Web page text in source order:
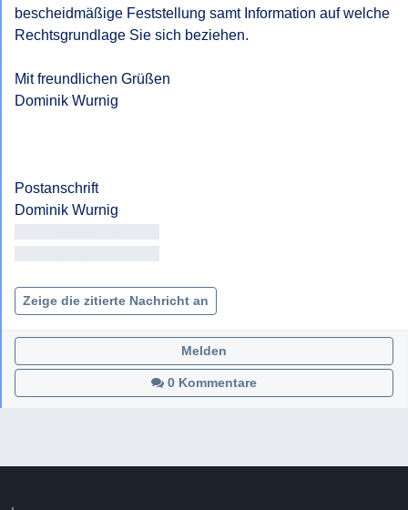
bescheidmäßige Feststellung samt Information auf welche
Rechtsgrundlage Sie sich beziehen.
Mit freundlichen Grüßen
Dominik Wurnig
Postanschrift
Zeige die zitierte Nachricht an
0 Kommentare
Melden